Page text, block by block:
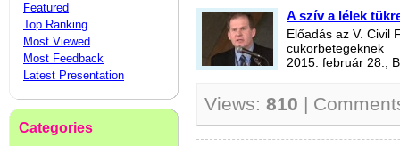
Featured
Top Ranking
Most Viewed
Most Feedback
Latest Presentation
Categories
A szív a lélek
Előadás az V. Civil
cukorbetegeknek
2015. február 28.,
Views: 810 |